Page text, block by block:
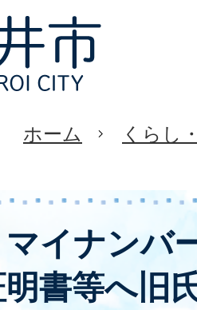
ホーム くらし
イナンバ
書等へ旧